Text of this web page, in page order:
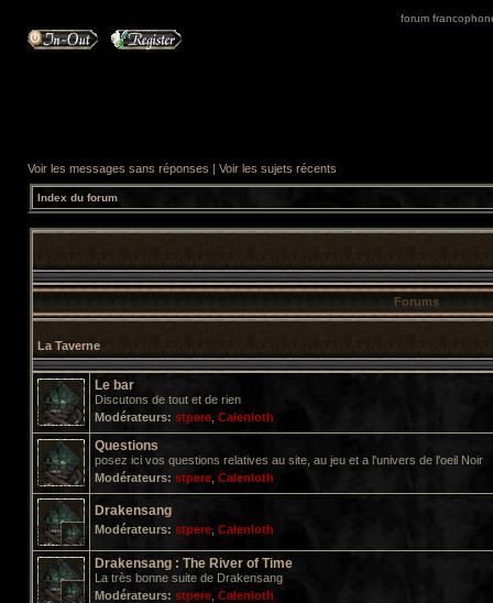
forum
Voir les messages sans réponses | Voir les sujets récents
Index du forum
Forums
La Taverne
Le bar
Discutons de tout et de rien
Modérateurs: stpere Calenloth
Questions
posez ici vos questions relatives au site, au jeu et a l'univers de l'oeil Noir
Modérateurs: stpere Calenloth
Drakensang
Modérateurs: stpere Calenloth
Drakensang : The River of Time
La très bonne suite de Drakensang
Modérateurs: stpere Calenloth